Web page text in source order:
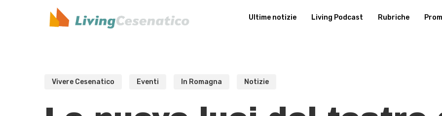
Ultime notizie Living Podcast Rubriche
Vivere Cesenatico Eventi In Romagna Notizie